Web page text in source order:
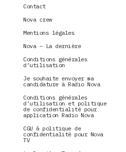
Contact
Nova crew
Mentions légales
Nova – La dernière
Conditions générales
d’utilisation
Je souhaite envoyer ma
candidature à Radio Nova
Conditions générales
d’utilisation et politique
de confidentialité pour
application Radio Nova
CGU & politique de
confidentialité pour Nova
TV